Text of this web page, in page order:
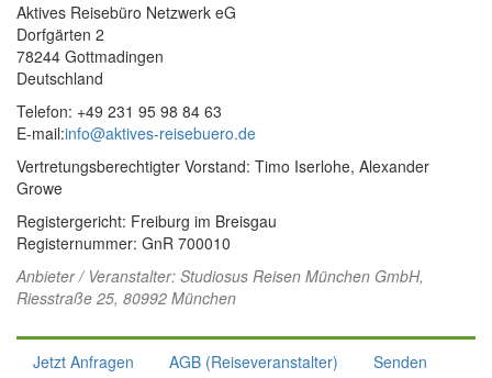
Aktives Reisebüro Netzwerk eG
Dorfgärten 2
78244 Gottmadingen
Deutschland
Telefon: +49 231 95 98 84 63
E-mail:info@aktives-reisebuero.de
Vertretungsberechtigter Vorstand: Timo Iserlohe, Alexander
Growe
Registergericht: Freiburg im Breisgau
Registernummer: GnR 700010
Anbieter / Veranstalter: Studiosus Reisen München GmbH,
Riesstraße 25, 80992 München
Jetzt Anfragen AGB (Reiseveranstalter) Senden